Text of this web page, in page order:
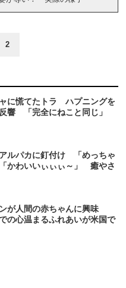
2
に慌てたトラ ハプニングを
響 「完全にねこと同じ」
ルパカに釘付け 「めっちゃ
かわいいぃぃぃ～」 癒やさ
が人間の赤ちゃんに興味
の心温まるふれあいが米国で